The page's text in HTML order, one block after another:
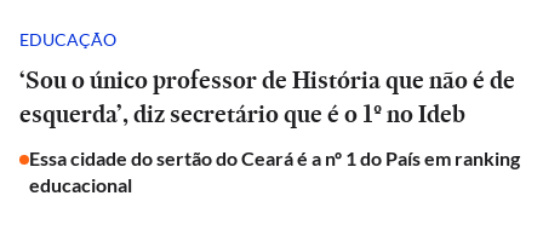
EDUCAÇÃO
‘Sou o único professor de História que não é de
esquerda’, diz secretário que é o 1º no Ideb
Essa cidade do sertão do Ceará é a nº 1 do País em ranking
educacional